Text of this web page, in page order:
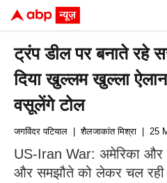
ट्रंप डील पर बनाते रहे
दिया खुल्लम खुल्ला
वसूलेंगे टोल
जगविंदर पटियाल | शैलजाकांत मिश्रा | 25
US-Iran War: अमेरिका और
और समझौते को लेकर चल रही